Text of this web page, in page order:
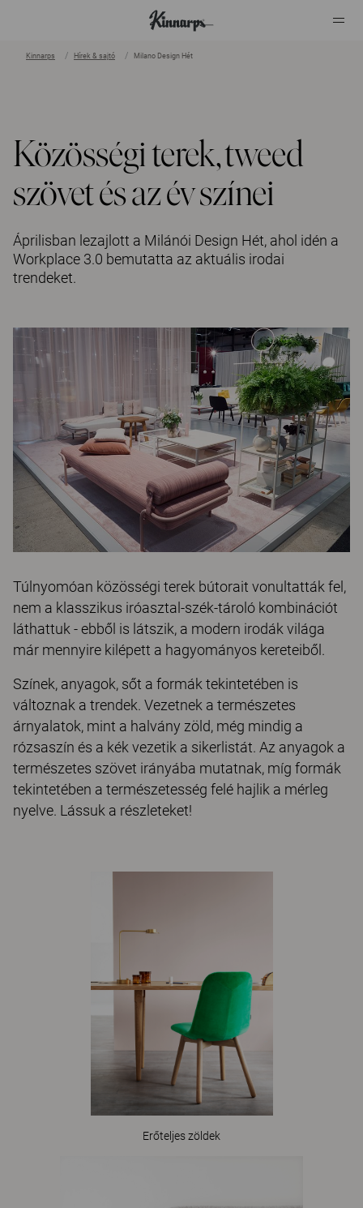
Kinnarps Hírek & sajtó Milano Design Hét
Közösségi terek, tweed
szövet és az év színei
Áprilisban lezajlott a Milánói Design Hét, ahol idén a
Workplace 3.0 bemutatta az aktuális irodai
trendeket.
Túlnyomóan közösségi terek bútorait vonultatták fel,
nem a klasszikus iróasztal-szék-tároló kombinációt
láthattuk - ebből is látszik, a modern irodák világa
már mennyire kilépett a hagyományos kereteiből.
Színek, anyagok, sőt a formák tekintetében is
változnak a trendek. Vezetnek a természetes
árnyalatok, mint a halvány zöld, még mindig a
rózsaszín és a kék vezetik a sikerlistát. Az anyagok a
természetes szövet irányába mutatnak, míg formák
tekintetében a természetesség felé hajlik a mérleg
nyelve. Lássuk a részleteket!
Erőteljes zöldek